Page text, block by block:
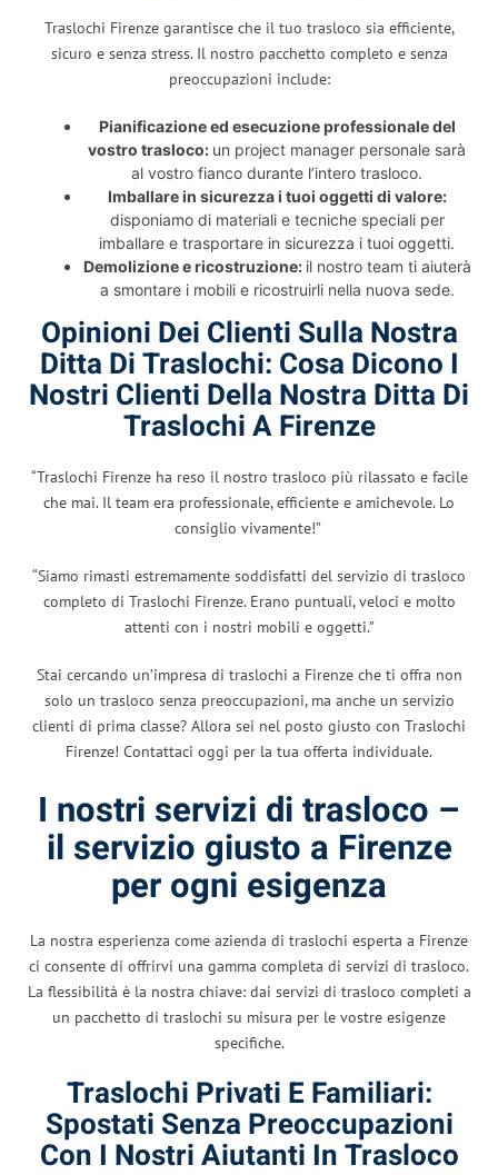
Traslochi Firenze garantisce che il tuo trasloco sia efficiente,
sicuro e senza stress. Il nostro pacchetto completo e senza
preoccupazioni include:
Pianificazione ed esecuzione professionale del
vostro trasloco: un project manager personale sarà
al vostro fianco durante l’intero trasloco.
Imballare in sicurezza i tuoi oggetti di valore:
disponiamo di materiali e tecniche speciali per
imballare e trasportare in sicurezza i tuoi oggetti.
Demolizione e ricostruzione: il nostro team ti aiuterà
a smontare i mobili e ricostruirli nella nuova sede.
Opinioni Dei Clienti Sulla Nostra
Ditta Di Traslochi: Cosa Dicono I
Nostri Clienti Della Nostra Ditta Di
Traslochi A Firenze
“Traslochi Firenze ha reso il nostro trasloco più rilassato e facile
che mai. Il team era professionale, efficiente e amichevole. Lo
consiglio vivamente!”
“Siamo rimasti estremamente soddisfatti del servizio di trasloco
completo di Traslochi Firenze. Erano puntuali, veloci e molto
attenti con i nostri mobili e oggetti.”
Stai cercando un’impresa di traslochi a Firenze che ti offra non
solo un trasloco senza preoccupazioni, ma anche un servizio
clienti di prima classe? Allora sei nel posto giusto con Traslochi
Firenze! Contattaci oggi per la tua offerta individuale.
I nostri servizi di trasloco –
il servizio giusto a Firenze
per ogni esigenza
La nostra esperienza come azienda di traslochi esperta a Firenze
ci consente di offrirvi una gamma completa di servizi di trasloco.
La flessibilità è la nostra chiave: dai servizi di trasloco completi a
un pacchetto di traslochi su misura per le vostre esigenze
specifiche.
Traslochi Privati ​​e Familiari:
Spostati Senza Preoccupazioni
Con I Nostri Aiutanti In Trasloco